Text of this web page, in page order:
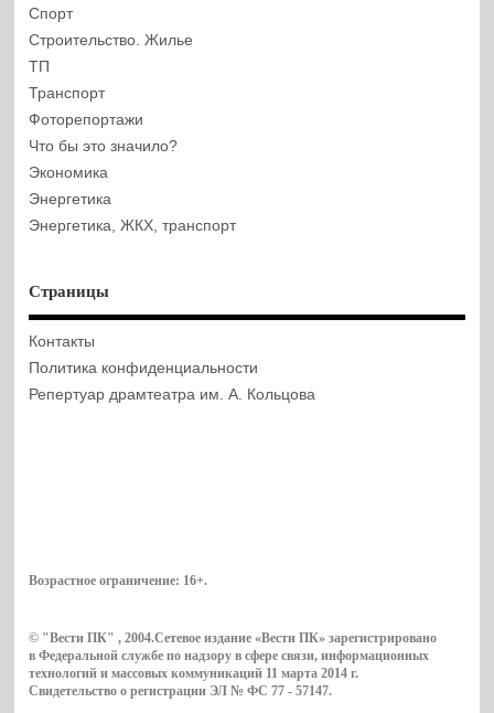
Спорт
Строительство. Жилье
ТП
Транспорт
Фоторепортажи
Что бы это значило?
Экономика
Энергетика
Энергетика, ЖКХ, транспорт
Страницы
Контакты
Политика конфиденциальности
Репертуар драмтеатра им. А. Кольцова
Возрастное ограничение: 16+.
© "Вести ПК" , 2004.Сетевое издание «Вести ПК» зарегистрировано
в Федеральной службе по надзору в сфере связи, информационных
технологий и массовых коммуникаций 11 марта 2014 г.
Свидетельство о регистрации ЭЛ № ФС 77 - 57147.